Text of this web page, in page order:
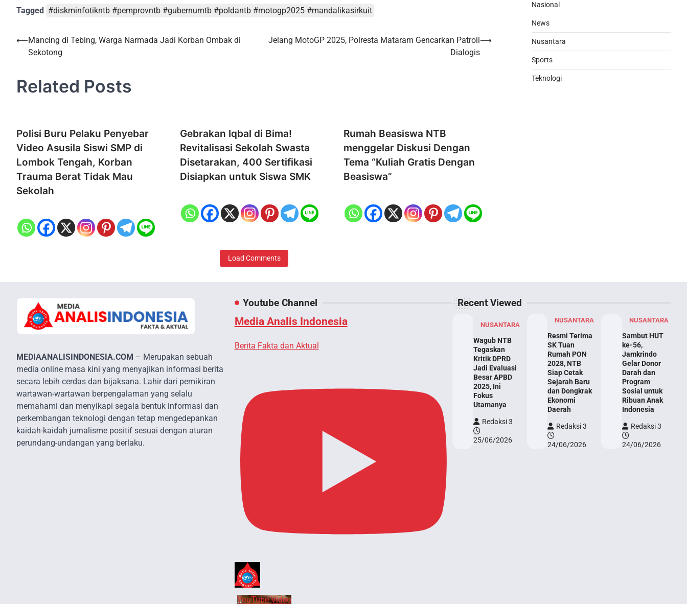
Tagged #diskminfotikntb #pemprovntb #gubernurntb #poldantb #motogp2025 #mandalikasirkuit
Post
navigation
⟵Mancing di Tebing, Warga Narmada Jadi Korban Ombak di
Sekotong
Jelang MotoGP 2025, Polresta Mataram Gencarkan Patroli
Dialogis
⟶
Related Posts
Polisi Buru Pelaku Penyebar
Video Asusila Siswi SMP di
Lombok Tengah, Korban
Trauma Berat Tidak Mau
Sekolah
Gebrakan Iqbal di Bima!
Revitalisasi Sekolah Swasta
Disetarakan, 400 Sertifikasi
Disiapkan untuk Siswa SMK
Rumah Beasiswa NTB
menggelar Diskusi Dengan
Tema “Kuliah Gratis Dengan
Beasiswa”
Load Comments
Nasional
News
Nusantara
Sports
Teknologi
MEDIAANALISINDONESIA.COM – Merupakan sebuah
media online masa kini yang menyajikan informasi berita
secara lebih cerdas dan bijaksana. Lahir dari pemikiran
wartawan-wartawan berpengalaman yang selalu
memahami dan menyikapi segala bentuk informasi dan
perkembangan teknologi dengan tetap mengedepankan
kaidah-kaidah jurnalisme positif sesuai dengan aturan
perundang-undangan yang berlaku.
Youtube Channel
Media Analis Indonesia
Berita Fakta dan Aktual
YouTube Video
Recent Viewed
NUSANTARA
Wagub NTB
Tegaskan
Kritik DPRD
Jadi Evaluasi
Besar APBD
2025, Ini
Fokus
Utamanya
Redaksi 3
25/06/2026
NUSANTARA
Resmi Terima
SK Tuan
Rumah PON
2028, NTB
Siap Cetak
Sejarah Baru
dan Dongkrak
Ekonomi
Daerah
Redaksi 3
24/06/2026
NUSANTARA
Sambut HUT
ke-56,
Jamkrindo
Gelar Donor
Darah dan
Program
Sosial untuk
Ribuan Anak
Indonesia
Redaksi 3
24/06/2026